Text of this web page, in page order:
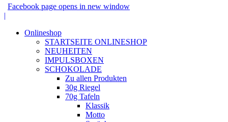
Facebook page opens in new window
|
Onlineshop
STARTSEITE ONLINESHOP
NEUHEITEN
IMPULSBOXEN
SCHOKOLADE
Zu allen Produkten
30g Riegel
70g Tafeln
Klassik
Motto